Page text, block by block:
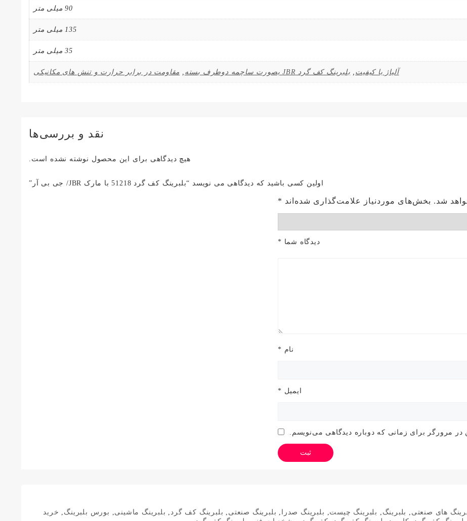
90 میلی متر
135 میلی متر
35 میلی متر
آلیاژ با کیفیت , بلبرینگ کف گرد JBR بصورت ساچمه دوطرف بسته , مقاومت در برابر حرارت و تنش های مکانیکی
نقد و بررسی‌ها
هیچ دیدگاهی برای این محصول نوشته نشده است.
اولین کسی باشید که دیدگاهی می نویسد “بلبرینگ کف گرد 51218 با مارک JBR/ جی بی آر”
شد. بخش‌های موردنیاز علامت‌گذاری شده‌اند *
دیدگاه شما *
نام *
ایمیل *
در مرورگر برای زمانی که دوباره دیدگاهی می‌نویسم.
های صنعتی بلبرینگ بلبرینگ چیست بلبرینگ صدرا بلبرینگ صنعتی بلبرینگ کف گرد بلبرینگ ماشینی بورس بلبرینگ
خرید